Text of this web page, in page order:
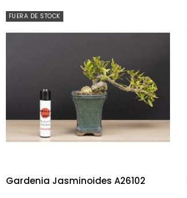
FUERA DE STOCK
Gardenia Jasminoides A26102